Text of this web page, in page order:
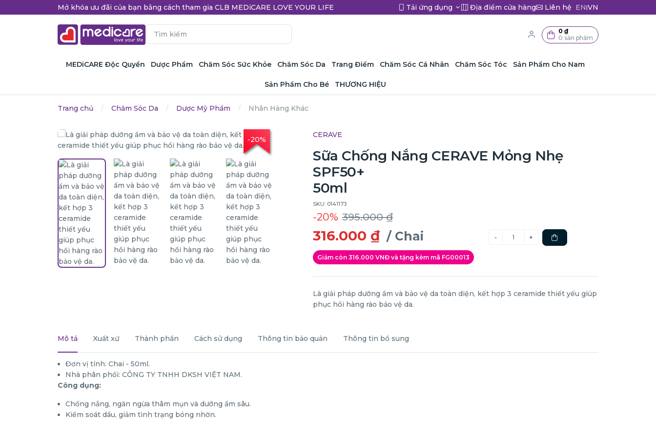
Mở khóa ưu đãi của bạn bằng cách tham gia CLB MEDiCARE LOVE YOUR LIFE Tải ứng dụng Địa điểm cửa hàng Liên hệ EN|VN
0 ₫
0 sản phẩm
MEDiCARE Độc Quyền Dược Phẩm Chăm Sóc Sức Khỏe Chăm Sóc Da Trang Điểm Chăm Sóc Cá Nhân Chăm Sóc Tóc Sản Phẩm Cho Nam
Sản Phẩm Cho Bé THƯƠNG HIỆU
Trang chủ Chăm Sóc Da Dược Mỹ Phẩm Nhãn Hàng Khác
-20%
CERAVE
Sữa Chống Nắng CERAVE Mỏng Nhẹ
SPF50+
50ml
SKU: 0141173
-20% 395.000 ₫
316.000 ₫ / Chai
Giảm còn 316.000 VNĐ và tặng kèm mã FG00013
Là giải pháp dưỡng ẩm và bảo vệ da toàn diện, kết hợp 3 ceramide thiết yếu giúp
phục hồi hàng rào bảo vệ da.
Mô tả Xuất xứ Thành phần Cách sử dụng Thông tin bảo quản Thông tin bổ sung
Đơn vị tính: Chai - 50ml.
Nhà phân phối: CÔNG TY TNHH DKSH VIỆT NAM.
Công dụng:
Chống nắng, ngăn ngừa thâm mụn và dưỡng ẩm sâu.
Kiểm soát dầu, giảm tình trạng bóng nhờn.